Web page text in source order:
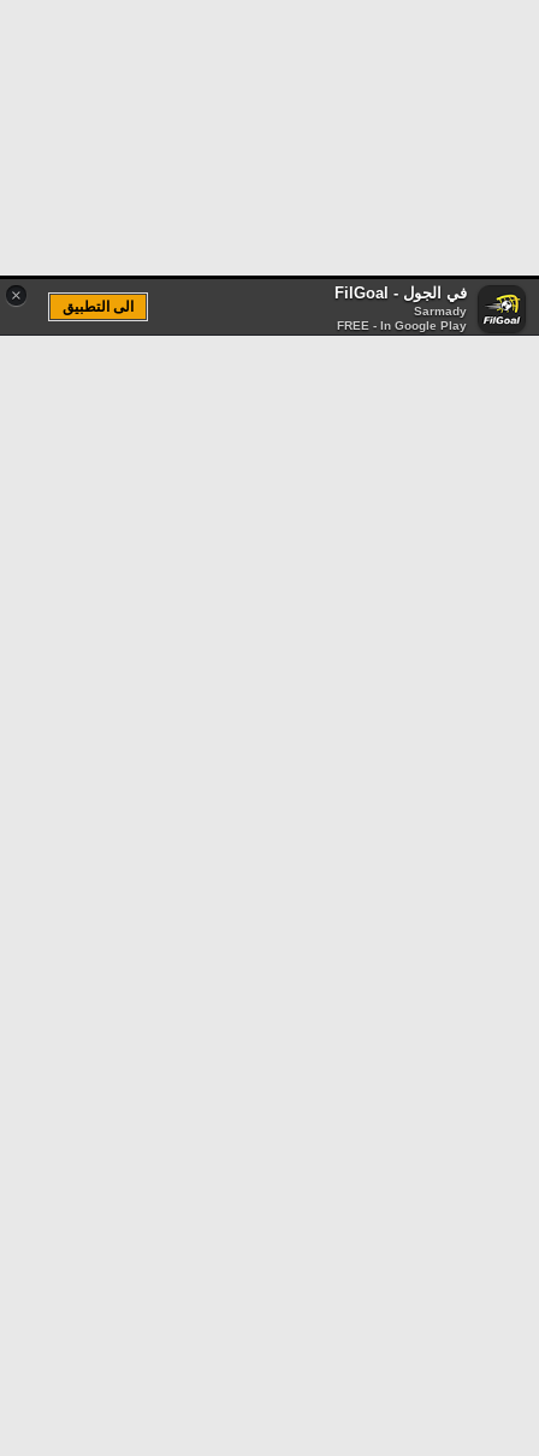
× في الجول - FilGoal
Sarmady
FREE - In Google Play
الى التطبيق